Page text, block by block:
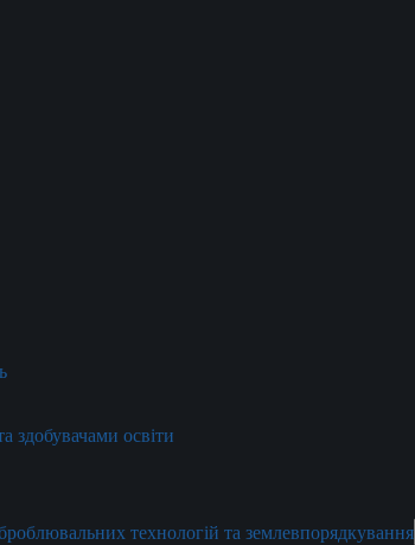
здобувачами освіти
технологій та землевпорядкування